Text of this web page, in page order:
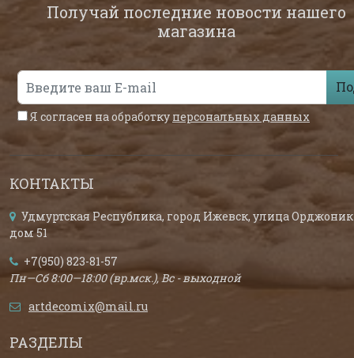
Получай последние новости нашего
магазина
Я согласен на обработку персональных данных
КОНТАКТЫ
Удмуртская Республика, город Ижевск, улица
дом 51
+7(950) 823-81-57
Пн—Сб 8:00—18:00 (вр.мск.), Вс - выходной
artdecomix@mail.ru
РАЗДЕЛЫ